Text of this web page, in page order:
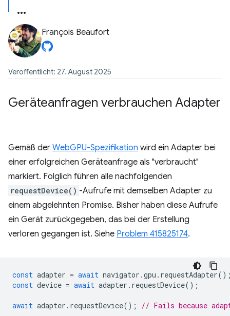
François Beaufort
Veröffentlicht: 27. August 2025
Geräteanfragen verbrauchen Adapter
Gemäß der WebGPU-Spezifikation wird ein Adapter bei
einer erfolgreichen Geräteanfrage als "verbraucht"
markiert. Folglich führen alle nachfolgenden
requestDevice() -Aufrufe mit demselben Adapter zu
einem abgelehnten Promise. Bisher haben diese Aufrufe
ein Gerät zurückgegeben, das bei der Erstellung
verloren gegangen ist. Siehe Problem 415825174.
const adapter = await navigator .gpu . requestAdapter
const device = await adapter . requestDevice();
await adapter . requestDevice(); // Fails because